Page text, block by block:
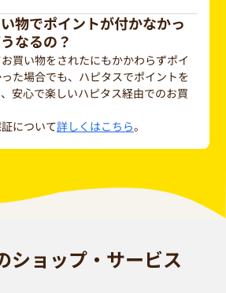
物でポイントが付かなかっ
なるの？
買い物をされたにもかかわらずポイ
た場合でも、ハピタスでポイントを
安心で楽しいハピタス経由でのお買
について詳しくはこちら。
ショップ・サービス